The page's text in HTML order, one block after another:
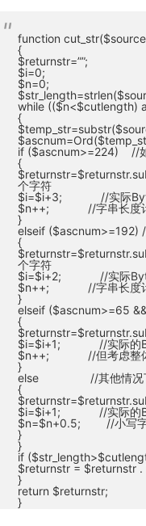
function
{
$returnstr=””;
$i=0;
$n=0;
while (($n<$cutlength)
{
if ($ascnum>=224) //如
{
个字符
$i=$i+3; //实际
$n++; //字串长度
}
elseif ($ascnum>=192)
{
个字符
$i=$i+2; //实际
$n++; //字串长度
}
elseif ($ascnum>=65
{
$i=$i+1; //实际的
$n++; //但考虑整体美
}
else //其他情况下，
{
$i=$i+1; //实际的
$n=$n+0.5; //小写字
}
}
if
$returnstr = $returnstr .
}
return $returnstr;
}